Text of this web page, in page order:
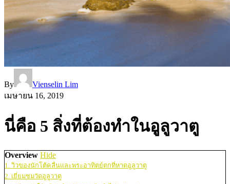
By
Vienselin Lim
เมษายน 16, 2019
นี่คือ 5 สิ่งที่ต้องทำในอูลูวาตู
Overview Hide
1. วิวของนักโต้คลื่นและพระอาทิตย์ตกที่หาดอูลูวาตู
2. เยี่ยมชมวัดอูลูวาตู